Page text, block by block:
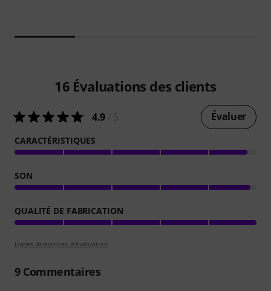
16 Évaluations des clients
4.9 Évaluer
CARACTÉRISTIQUES
SON
QUALITÉ DE FABRICATION
Lignes directrices d'évaluation
9Commentaires